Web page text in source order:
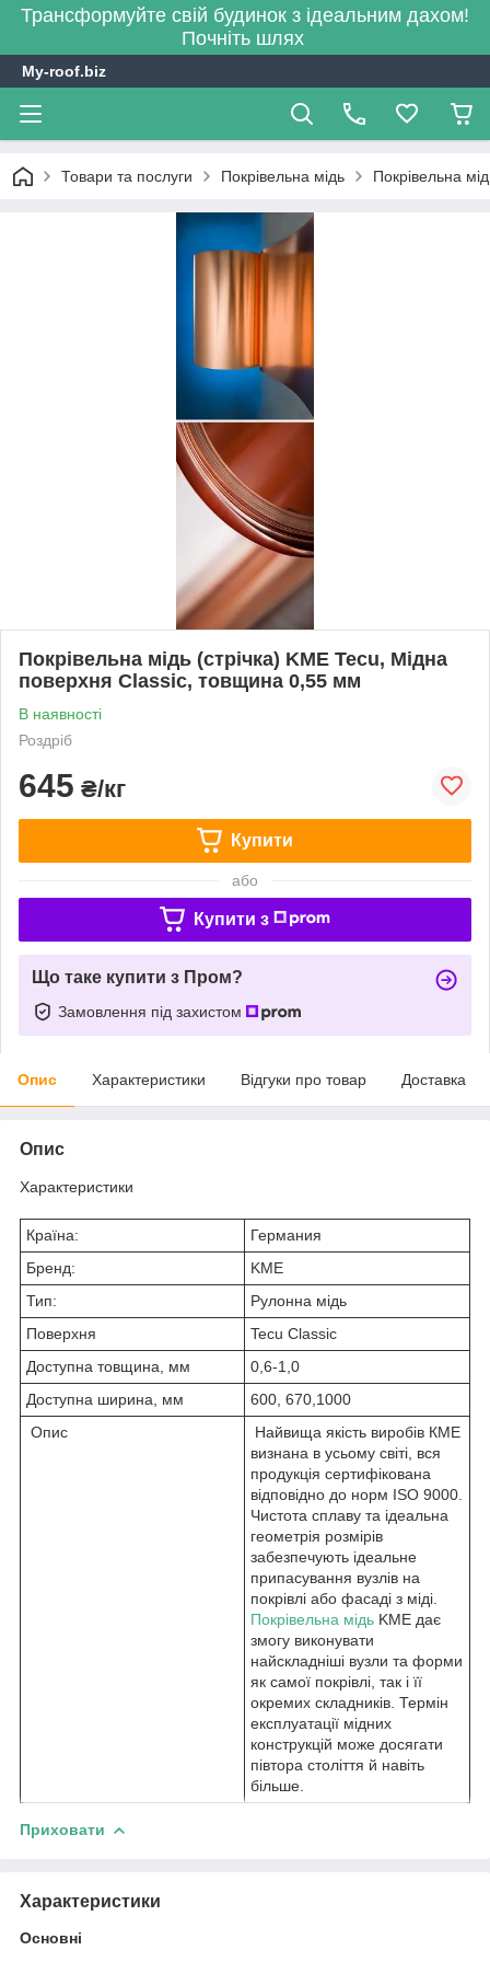
Трансформуйте свій будинок з ідеальним дахом!
Почніть шлях
My-roof.biz
Товари та послуги Покрівельна мідь Покрівельна
Покрівельна мідь (стрічка) KME Tecu, Мідна
поверхня Classic, товщина 0,55 мм
В наявності
Роздріб
645 ₴/кг
Купити
або
Купити з
Що таке купити з Пром?
Замовлення під захистом
Опис Характеристики Відгуки про товар Доставка
Опис
Характеристики
Країна:
Германия
Бренд:
KME
Тип:
Рулонна мідь
Поверхня
Tecu Classic
Доступна товщина, мм
0,6-1,0
Доступна ширина, мм
600, 670,1000
Опис
Найвища якість виробів КМЕ
визнана в усьому світі, вся
продукція сертифікована
відповідно до норм ISO 9000.
Чистота сплаву та ідеальна
геометрія розмірів
забезпечують ідеальне
припасування вузлів на
покрівлі або фасаді з міді.
Покрівельна мідь KME дає
змогу виконувати
найскладніші вузли та форми
як самої покрівлі, так і її
окремих складників. Термін
експлуатації мідних
конструкцій може досягати
півтора століття й навіть
більше.
Приховати
Характеристики
Основні